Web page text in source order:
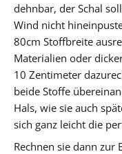
dehnbar, der Schal
Wind nicht
80cm Stoffbreite
Materialien oder
10 Zentimeter
beide Stoffe
Hals, wie sie auch
sich ganz leicht die
Rechnen sie dann